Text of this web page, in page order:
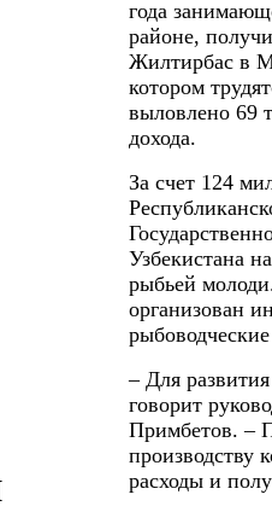
года
районе,
Жилтирбас в
котором
выловлено 69
дохода.
За счет 124
Узбекистана
рыбьей
организован
– Для
говорит
Примбетов. –
производству
расходы и